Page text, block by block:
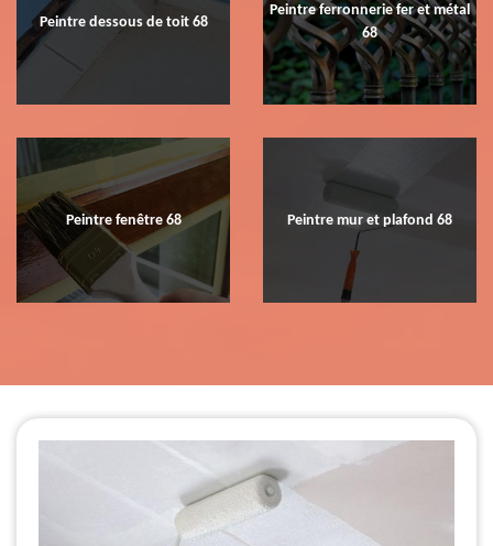
Peintre dessous de toit 68
Peintre ferronnerie fer et métal
68
Peintre fenêtre 68 Peintre mur et plafond 68